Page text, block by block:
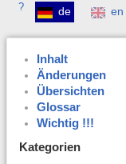
? de en
Inhalt
Änderungen
Übersichten
Glossar
Wichtig !!!
Kategorien